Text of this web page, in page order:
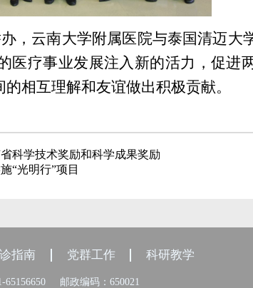
，云南大学附属医院与泰国清迈大
医疗事业发展注入新的活力，促进
相互理解和友谊做出积极贡献。
科学技术奖励和科学成果奖励
“光明行”项目
指南 党群工作 科研教学
65156650 邮政编码：650021